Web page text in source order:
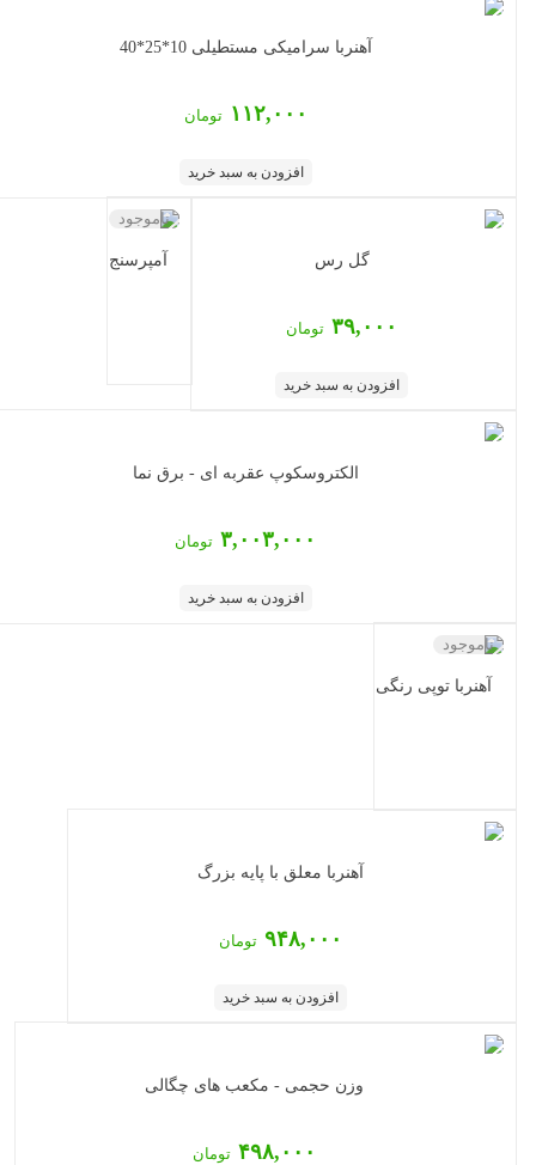
آهنربا سرامیکی مستطیلی 10*25*40
۱۱۲,۰۰۰ تومان
افزودن به سبد خرید
گل رس
۳۹,۰۰۰تومان
افزودن به سبد خرید
آمپرسنج
ناموجود
الکتروسکوپ عقربه ای - برق نما
۳,۰۰۳,۰۰۰تومان
افزودن به سبد خرید
آهنربا توپی رنگی
ناموجود
آهنربا معلق با پایه بزرگ
۹۴۸,۰۰۰تومان
افزودن به سبد خرید
وزن حجمی - مکعب های چگالی
۴۹۸,۰۰۰تومان